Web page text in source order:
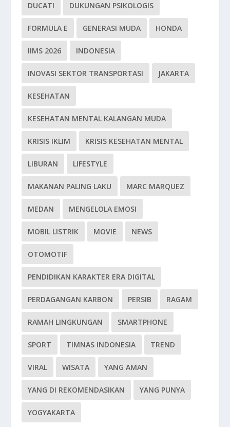
DUCATI DUKUNGAN PSIKOLOGIS
FORMULA E GENERASI MUDA HONDA
IIMS 2026 INDONESIA
INOVASI SEKTOR TRANSPORTASI JAKARTA
KESEHATAN
KESEHATAN MENTAL KALANGAN MUDA
KRISIS IKLIM KRISIS KESEHATAN MENTAL
LIBURAN LIFESTYLE
MAKANAN PALING LAKU MARC MARQUEZ
MEDAN MENGELOLA EMOSI
MOBIL LISTRIK MOVIE NEWS
OTOMOTIF
PENDIDIKAN KARAKTER ERA DIGITAL
PERDAGANGAN KARBON PERSIB RAGAM
RAMAH LINGKUNGAN SMARTPHONE
SPORT TIMNAS INDONESIA TREND
VIRAL WISATA YANG AMAN
YANG DI REKOMENDASIKAN YANG PUNYA
YOGYAKARTA